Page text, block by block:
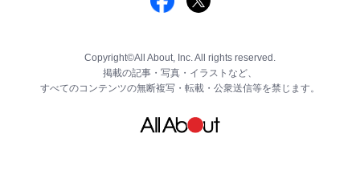
Copyright©All About, Inc. All rights reserved.
掲載の記事・写真・イラストなど、
すべてのコンテンツの無断複写・転載・公衆送信等を禁じます。